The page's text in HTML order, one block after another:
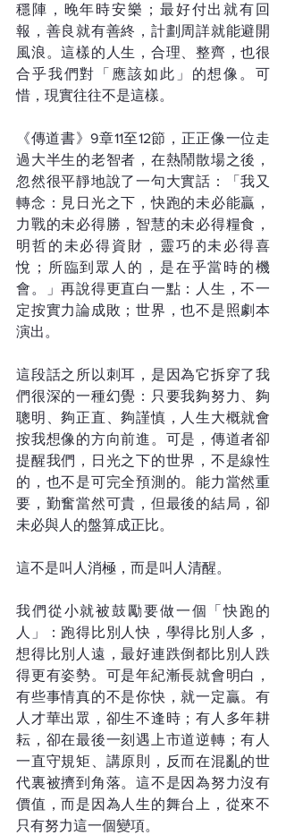
穩陣，晚年時安樂；最好付出就有回
報，善良就有善終，計劃周詳就能避開
風浪。這樣的人生，合理、整齊，也很
合乎我們對「應該如此」的想像。可
惜，現實往往不是這樣。
《傳道書》9章11至12節，正正像一位走
過大半生的老智者，在熱鬧散場之後，
忽然很平靜地說了一句大實話：「我又
轉念：見日光之下，快跑的未必能贏，
力戰的未必得勝，智慧的未必得糧食，
明哲的未必得資財，靈巧的未必得喜
悅；所臨到眾人的，是在乎當時的機
會。」再說得更直白一點：人生，不一
定按實力論成敗；世界，也不是照劇本
演出。
這段話之所以刺耳，是因為它拆穿了我
們很深的一種幻覺：只要我夠努力、夠
聰明、夠正直、夠謹慎，人生大概就會
按我想像的方向前進。可是，傳道者卻
提醒我們，日光之下的世界，不是線性
的，也不是可完全預測的。能力當然重
要，勤奮當然可貴，但最後的結局，卻
未必與人的盤算成正比。
這不是叫人消極，而是叫人清醒。
我們從小就被鼓勵要做一個「快跑的
人」：跑得比別人快，學得比別人多，
想得比別人遠，最好連跌倒都比別人跌
得更有姿勢。可是年紀漸長就會明白，
有些事情真的不是你快，就一定贏。有
人才華出眾，卻生不逢時；有人多年耕
耘，卻在最後一刻遇上市道逆轉；有人
一直守規矩、講原則，反而在混亂的世
代裏被擠到角落。這不是因為努力沒有
價值，而是因為人生的舞台上，從來不
只有努力這一個變項。